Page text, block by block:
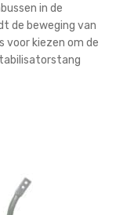
in de
de beweging van
voor kiezen om de